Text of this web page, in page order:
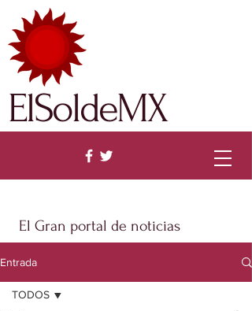
El Gran portal de noticias
ElSoldeMX
Entrada
TODOS